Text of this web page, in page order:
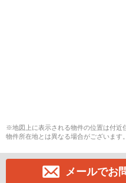
※地図上に表示される物件の位置は付近
物件所在地とは異なる場合がございます。
メールでお